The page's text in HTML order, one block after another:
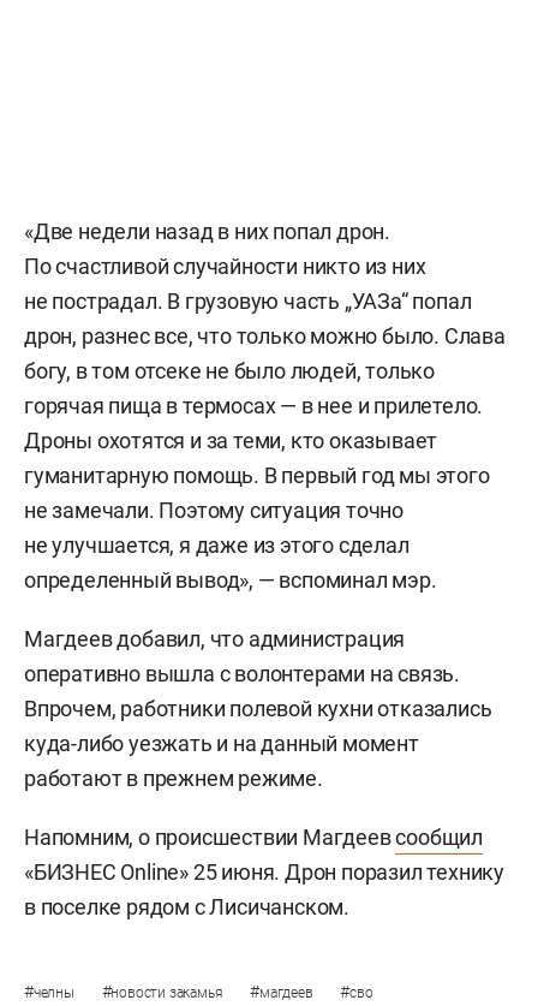
«Две недели назад в них попал дрон.
По счастливой случайности никто из них
не пострадал. В грузовую часть „УАЗа“ попал
дрон, разнес все, что только можно было. Слава
богу, в том отсеке не было людей, только
горячая пища в термосах — в нее и прилетело.
Дроны охотятся и за теми, кто оказывает
гуманитарную помощь. В первый год мы этого
не замечали. Поэтому ситуация точно
не улучшается, я даже из этого сделал
определенный вывод», — вспоминал мэр.
Магдеев добавил, что администрация
оперативно вышла с волонтерами на связь.
Впрочем, работники полевой кухни отказались
куда-либо уезжать и на данный момент
работают в прежнем режиме.
Напомним, о происшествии Магдеевсообщил
«БИЗНЕС Online» 25 июня. Дрон поразил технику
в поселке рядом с Лисичанском.
#челны #новости закамья #магдеев #сво